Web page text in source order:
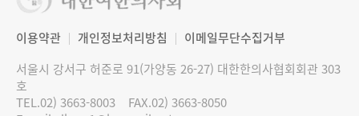
이용약관 개인정보처리방침
이메일무단수집거부
서울시 강서구 허준로 91(가양동 26-27) 대한한의사협회회관 303
호
TEL.02) 3663-8003
FAX.02) 3663-8050